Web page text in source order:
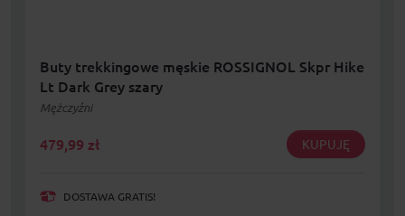
Buty trekkingowe męskie ROSSIGNOL Skpr Hike
Lt Dark Grey szary
Mężczyźni
479,99 zł KUPUJĘ
DOSTAWA GRATIS!